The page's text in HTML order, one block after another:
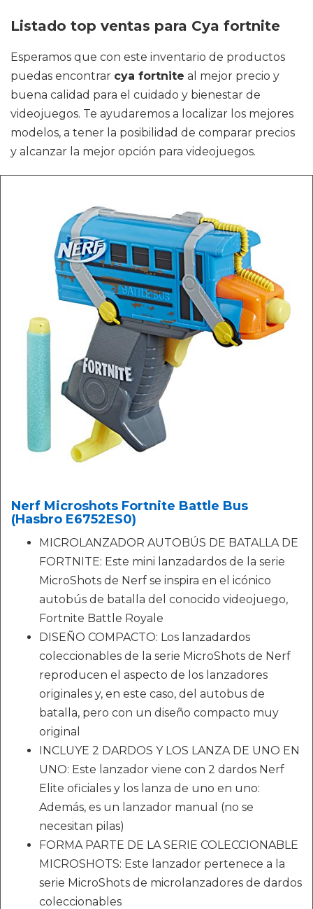
Listado top ventas para Cya fortnite
Esperamos que con este inventario de productos
puedas encontrar cya fortnite al mejor precio y
buena calidad para el cuidado y bienestar de
videojuegos. Te ayudaremos a localizar los mejores
modelos, a tener la posibilidad de comparar precios
y alcanzar la mejor opción para videojuegos.
Nerf Microshots Fortnite Battle Bus
(Hasbro E6752ES0)
MICROLANZADOR AUTOBÚS DE BATALLA DE
FORTNITE: Este mini lanzadardos de la serie
MicroShots de Nerf se inspira en el icónico
autobús de batalla del conocido videojuego,
Fortnite Battle Royale
DISEÑO COMPACTO: Los lanzadardos
coleccionables de la serie MicroShots de Nerf
reproducen el aspecto de los lanzadores
originales y, en este caso, del autobus de
batalla, pero con un diseño compacto muy
original
INCLUYE 2 DARDOS Y LOS LANZA DE UNO EN
UNO: Este lanzador viene con 2 dardos Nerf
Elite oficiales y los lanza de uno en uno:
Además, es un lanzador manual (no se
necesitan pilas)
FORMA PARTE DE LA SERIE COLECCIONABLE
MICROSHOTS: Este lanzador pertenece a la
serie MicroShots de microlanzadores de dardos
coleccionables